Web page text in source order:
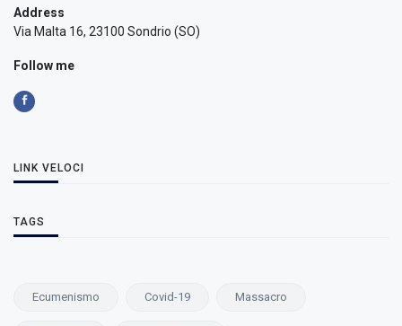
Address
Via Malta 16, 23100 Sondrio (SO)
Follow me
LINK VELOCI
TAGS
Ecumenismo Covid-19 Massacro